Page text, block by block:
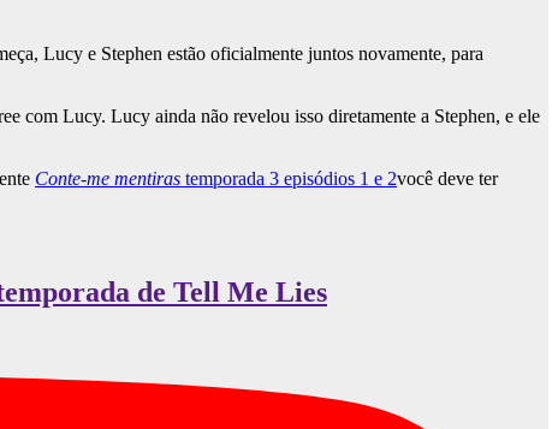
Lucy e Stephen estão oficialmente juntos novamente, para
com Lucy. Lucy ainda não revelou isso diretamente a Stephen, e ele
Conte-me mentiras temporada 3 episódios 1 e 2você deve ter
de Tell Me Lies